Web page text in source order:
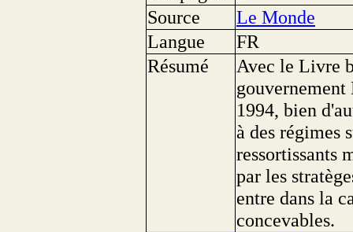
Source
Le Monde
Langue
FR
Résumé
Avec le Livre
1994, bien
à des régimes
ressortissants
par les
entre dans la
concevables.